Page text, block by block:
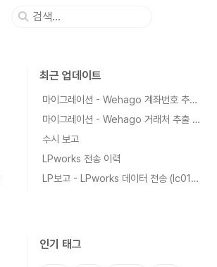
최근 업데이트
마이그레이션 - Wehago 계좌번호 추출 가이드
마이그레이션 - Wehago 거래처 추출 가이드
수시 보고
LPworks 전송 이력
LP보고 - LPworks 데이터 전송 (lc0102)
인기 태그